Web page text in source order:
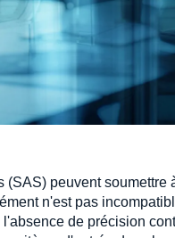
(SAS) peuvent soumettre
n'est pas
de précision